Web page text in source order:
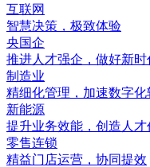
互联网
智慧决策，极致体验
央国企
推进人才强企，做好新
制造业
精细化管理，加速数字化
新能源
提升业务效能，创造人才
零售连锁
精益门店运营，协同提效